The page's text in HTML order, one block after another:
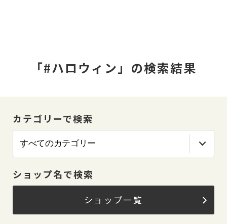
「#ハロウィン」の検索結果
カテゴリーで検索
ショップ名で検索
ショップ一覧